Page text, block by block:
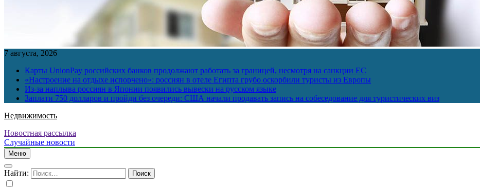
7 августа, 2026
Карты UnionPay российских банков продолжают работать за границей, несмотря на санкции ЕС
«Настроение на отдыхе испорчено»: россиян в отеле Египта грубо оскорбили туристы из Европы
Из-за наплыва россиян в Японии появились вывески на русском языке
Заплати 750 долларов и пройди без очереди: США начали продавать запись на собеседование для туристических виз
Недвижимость
Новостная рассылка
Случайные новости
Меню
Найти: